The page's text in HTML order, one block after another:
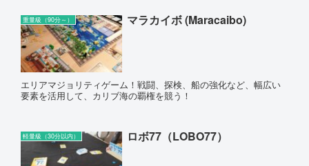
重量級（90分～） マラカイボ (Maracaibo)
エリアマジョリティゲーム！戦闘、探検、船の強化など、幅広い
要素を活用して、カリブ海の覇権を競う！
軽量級（30分以内） ロボ77（LOBO77）